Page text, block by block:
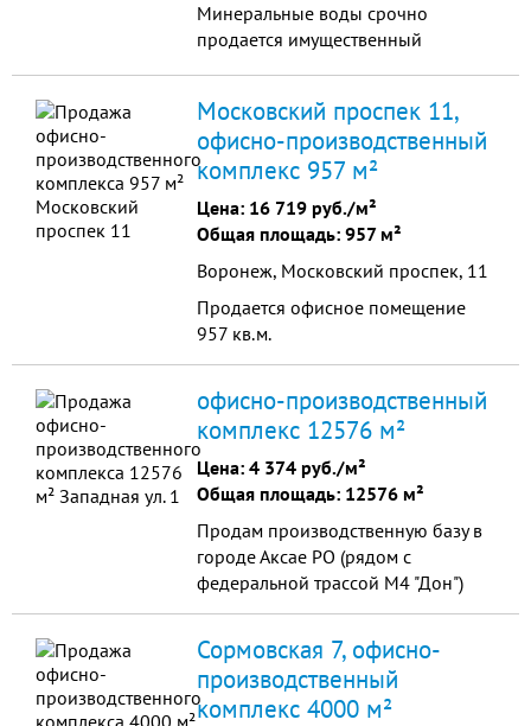
Минеральные воды срочно
продается имущественный
кв.м., расположенное на
земельном участке (собственность)
1.1 га.
Московский проспек 11,
офисно-производственный
комплекс 957 м²
Цена: 16 719 руб./м²
Общая площадь: 957 м²
Воронеж, Московский проспек, 11
Продается офисное помещение
957 кв.м.
офисно-производственный
комплекс 12576 м²
Цена: 4 374 руб./м²
Общая площадь: 12576 м²
Продам производственную базу в
городе Аксае РО (рядом с
федеральной трассой М4 "Дон")
Сормовская 7, офисно-
производственный
комплекс 4000 м²